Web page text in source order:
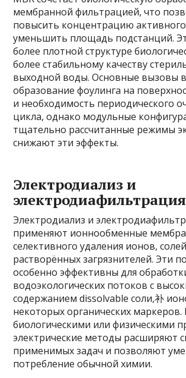
мембранной фильтрацией, что
повысить концентрацию
уменьшить площадь подстанций.
более плотной структуре
более стабильному качеству
выходной воды. Основные вызовы
образование фоулинга на
и необходимость периодического
цикла, однако модульные
тщательно рассчитанные режимы
снижают эти эффекты.
Электродиализ и
электродиафильтрация
Электродиализ и
применяют ионнообменные
селективного удаления ионов,
растворённых загрязнителей. Эти
особенно эффективны для
водоэкологических потоков с
содержанием dissolvable соли,补
некоторых органических маркеров.
биологическими или физическими
электрические методы расширяют
применимых задач и позволяют
потребление обычной химии.